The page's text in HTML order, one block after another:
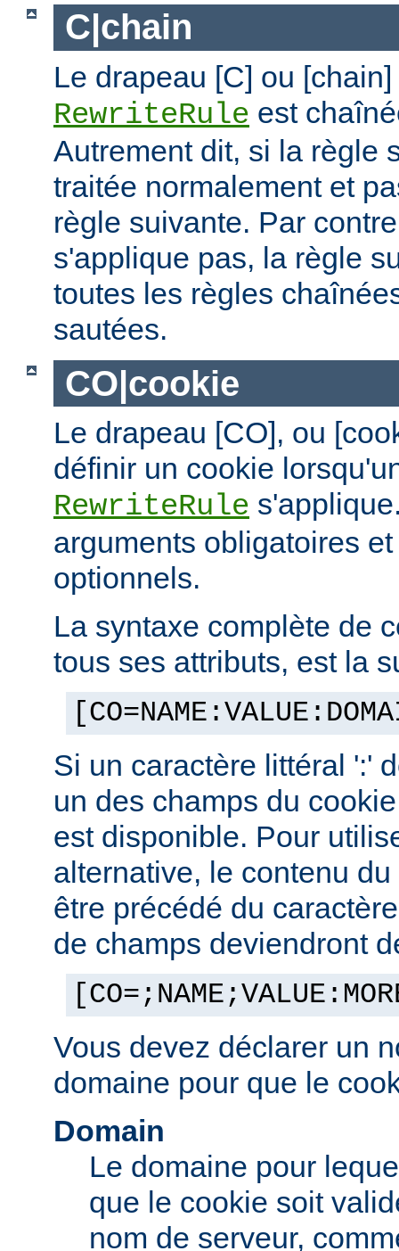
C|chain
Le drapeau [C] ou
RewriteRule est
Autrement dit, si la règle
traitée normalement et
règle suivante. Par
s'applique pas, la règle
toutes les règles
sautées.
CO|cookie
Le drapeau [CO], ou
définir un cookie
RewriteRule
arguments obligatoires
optionnels.
La syntaxe complète de
tous ses attributs, est la
Si un caractère littéral ':'
un des champs du
est disponible. Pour
alternative, le contenu
être précédé du
de champs deviendront
Vous devez déclarer un
domaine pour que le
Domain
Le domaine pour
que le cookie soit
nom de serveur,